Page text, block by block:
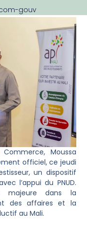
gouv
Moussa
officiel, ce jeudi
un dispositif
l’appui du PNUD.
majeure dans la
des affaires et la
au Mali.